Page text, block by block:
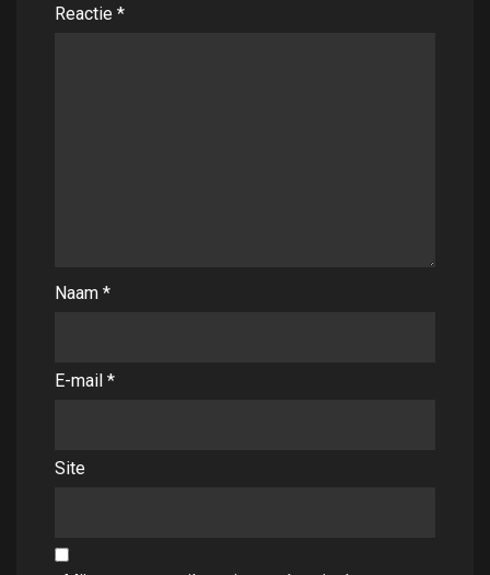
Reactie *
Naam *
E-mail *
Site